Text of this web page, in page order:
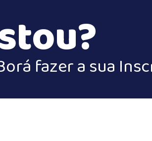
fazer a sua